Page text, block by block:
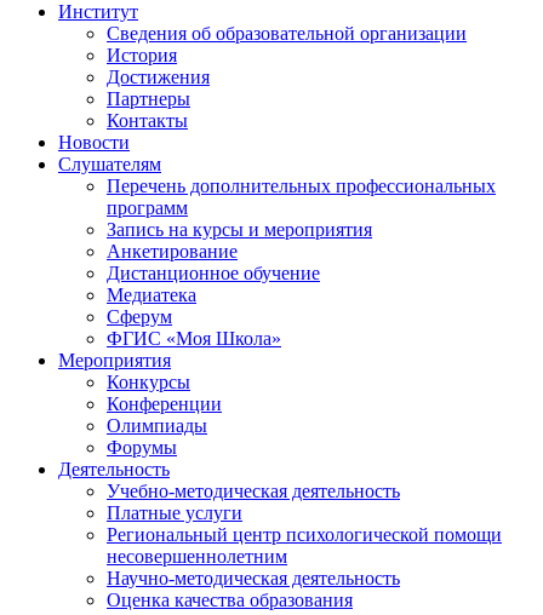
Институт
Сведения об образовательной организации
История
Достижения
Партнеры
Контакты
Новости
Слушателям
Перечень дополнительных профессиональных
программ
Запись на курсы и мероприятия
Анкетирование
Дистанционное обучение
Медиатека
Сферум
ФГИС «Моя Школа»
Мероприятия
Конкурсы
Конференции
Олимпиады
Форумы
Деятельность
Учебно-методическая деятельность
Платные услуги
Региональный центр психологической помощи
несовершеннолетним
Научно-методическая деятельность
Оценка качества образования